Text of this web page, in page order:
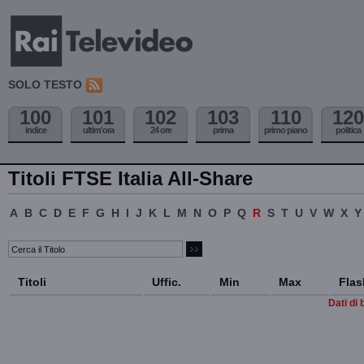
SOLO TESTO
100
indice
101
ultim'ora
102
24 ore
103
prima
110
primo piano
120
politica
Titoli FTSE Italia All-Share
A B C D E F G H I J K L M N O P Q R S T U V W X Y
Titoli Uffic. Min Max
Dati di